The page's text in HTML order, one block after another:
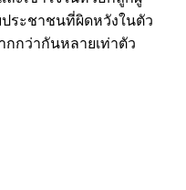
ระชาชนที่ผิดหวังในตัว
กกว่ากันหลายเท่าตัว